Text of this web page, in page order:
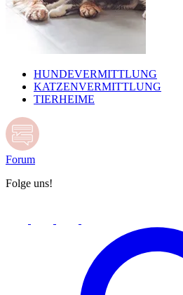
HUNDEVERMITTLUNG
KATZENVERMITTLUNG
TIERHEIME
Forum
Folge uns!